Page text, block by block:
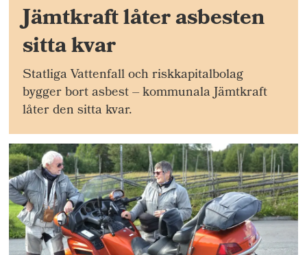
Jämtkraft låter asbesten
sitta kvar
Statliga Vattenfall och riskkapitalbolag
bygger bort asbest – kommunala Jämtkraft
låter den sitta kvar.